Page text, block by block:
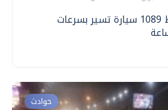
رادار المرور يلتقط 1089 سيارة تسير بسرعات
حوادث